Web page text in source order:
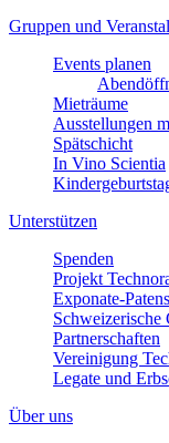
Gruppen und
Events planen
Mieträume
Ausstellungen
Spätschicht
In Vino Scientia
Unterstützen
Spenden
Projekt
Exponate-
Schweizerische
Partnerschaften
Vereinigung
Legate und
Über uns